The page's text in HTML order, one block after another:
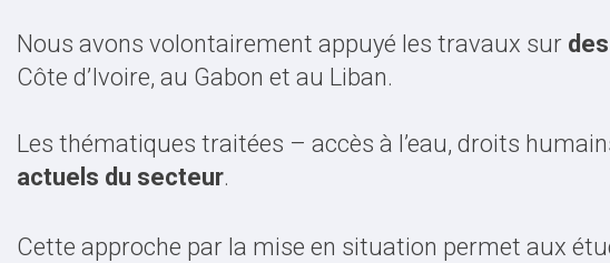
Nous avons volontairement appuyé les travaux sur
Côte d’Ivoire, au Gabon et au Liban.
Les thématiques traitées – accès à l’eau, droits
actuels du secteur.
Cette approche par la mise en situation permet aux